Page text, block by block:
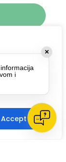
experience,
our
to our use
Accept All
za
se
✕
i